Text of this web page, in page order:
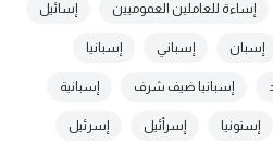
إساءة للعاملين العموميين إسائيل
إسبان إسباني إسبانيا
إسبانيا ضيف شرف إسبانية
إستونيا إسرأئيل إسرئيل